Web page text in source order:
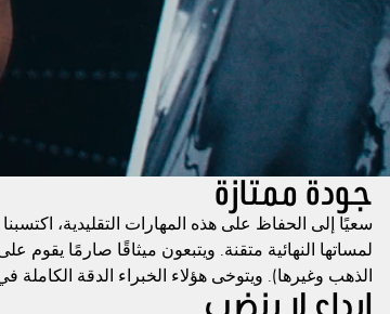
جودة ممتازة
سعيًا إلى الحفاظ على هذه المهارات التقليدية،
لمساتها النهائية متقنة. ويتبعون ميثاقًا صارمًا يقوم
الذهب وغيرها). ويتوخى هؤلاء الخبراء الدقة